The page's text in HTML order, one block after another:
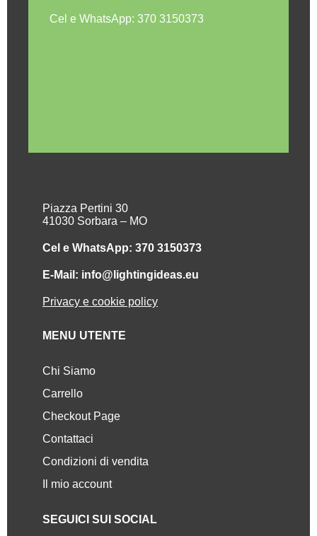
Cel e WhatsApp: 370 3150373
Piazza Pertini 30
41030 Sorbara – MO
Cel e WhatsApp: 370 3150373
E-Mail: info@lightingideas.eu
Privacy e cookie policy
MENU UTENTE
Chi Siamo
Carrello
Checkout Page
Contattaci
Condizioni di vendita
Il mio account
SEGUICI SUI SOCIAL